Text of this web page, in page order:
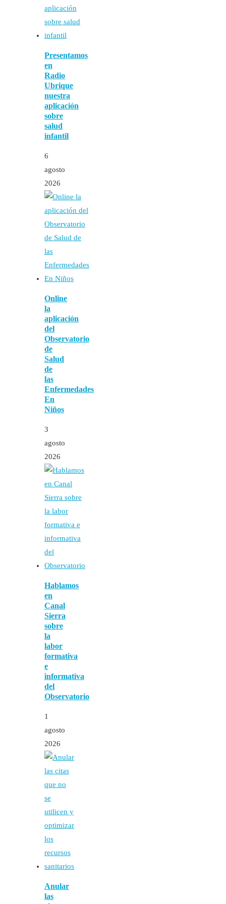
Presentamos
en
Radio
Ubrique
nuestra
aplicación
sobre
salud
infantil
6
agosto
2026
Online
la
aplicación
del
Observatorio
de
Salud
de
las
Enfermedades
En
Niños
3
agosto
2026
Hablamos
en
Canal
Sierra
sobre
la
labor
formativa
e
informativa
del
Observatorio
1
agosto
2026
Anular
las